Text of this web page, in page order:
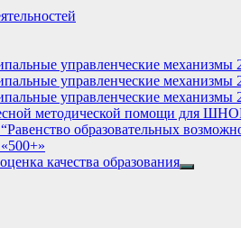
управленческие механизмы
управленческие механизмы
управленческие механизмы
методической помощи для
образовательных
качества образования
Show